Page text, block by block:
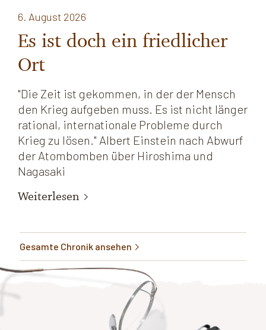
6. August 2026
Es ist doch ein friedlicher
Ort
"Die Zeit ist gekommen, in der der Mensch
den Krieg aufgeben muss. Es ist nicht länger
rational, internationale Probleme durch
Krieg zu lösen." Albert Einstein nach Abwurf
der Atombomben über Hiroshima und
Nagasaki
Weiterlesen
Gesamte Chronik ansehen